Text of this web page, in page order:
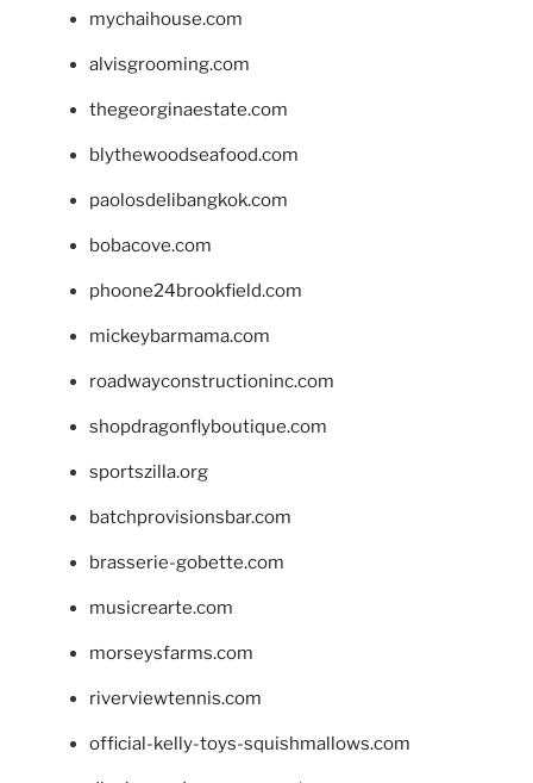
mychaihouse.com
alvisgrooming.com
thegeorginaestate.com
blythewoodseafood.com
paolosdelibangkok.com
bobacove.com
phoone24brookfield.com
mickeybarmama.com
roadwayconstructioninc.com
shopdragonflyboutique.com
sportszilla.org
batchprovisionsbar.com
brasserie-gobette.com
musicrearte.com
morseysfarms.com
riverviewtennis.com
official-kelly-toys-squishmallows.com